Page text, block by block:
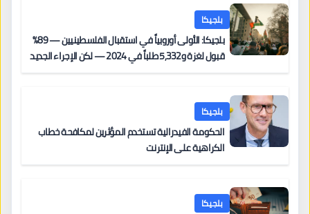
بلجيكا
بلجيكا: الأولى أوروبياً في استقبال الفلسطينيين — 89%
قبول لغزة و5,332 طلباً في 2024 — لكن الإجراء الجديد
بلجيكا
الحكومة الفيدرالية تستخدم المؤثرين لمكافحة خطاب
الكراهية على الإنترنت
بلجيكا